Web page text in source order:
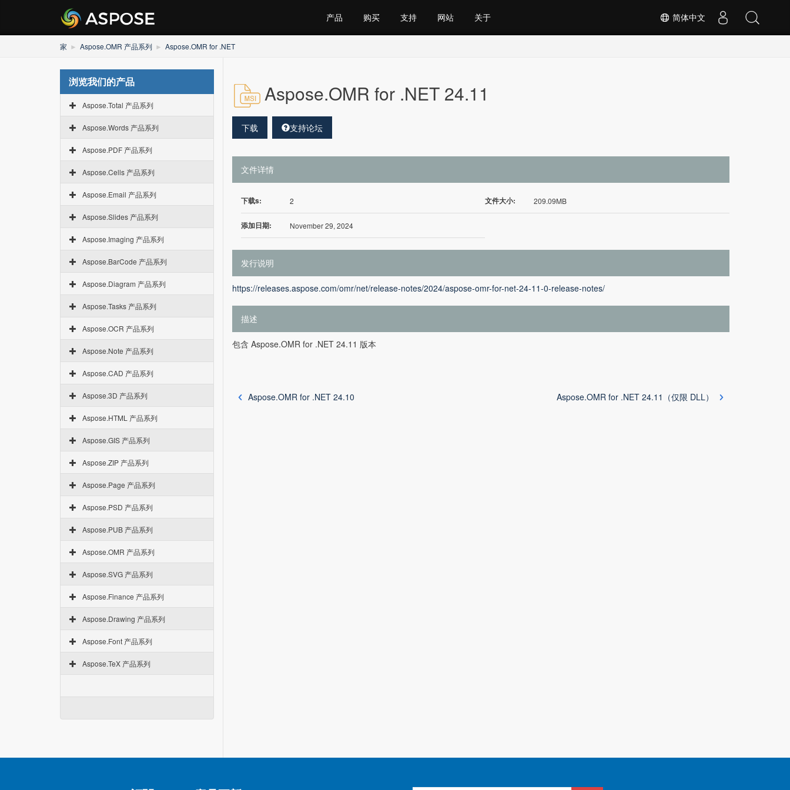
简体中文
产品 购买 支持 网站 关于
家 Aspose.OMR 产品系列 Aspose.OMR for .NET
浏览我们的产品
Aspose.Total 产品系列
Aspose.Words 产品系列
Aspose.PDF 产品系列
Aspose.Cells 产品系列
Aspose.Email 产品系列
Aspose.Slides 产品系列
Aspose.Imaging 产品系列
Aspose.BarCode 产品系列
Aspose.Diagram 产品系列
Aspose.Tasks 产品系列
Aspose.OCR 产品系列
Aspose.Note 产品系列
Aspose.CAD 产品系列
Aspose.3D 产品系列
Aspose.HTML 产品系列
Aspose.GIS 产品系列
Aspose.ZIP 产品系列
Aspose.Page 产品系列
Aspose.PSD 产品系列
Aspose.PUB 产品系列
Aspose.OMR 产品系列
Aspose.SVG 产品系列
Aspose.Finance 产品系列
Aspose.Drawing 产品系列
Aspose.Font 产品系列
Aspose.TeX 产品系列
Aspose.OMR for .NET 24.11
下载 支持论坛
文件详情
下载s: 2 文件大小: 209.09MB
添加日期: November 29, 2024
发行说明
https://releases.aspose.com/omr/net/release-notes/2024/aspose-omr-for-net-24-11-0-release-notes/
描述
包含 Aspose.OMR for .NET 24.11 版本
Aspose.OMR for .NET 24.10 Aspose.OMR for .NET 24.11（仅限 DLL）